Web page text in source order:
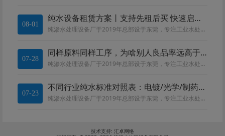
08-01
纯水设备租赁方案丨支持先租后买 快速启动生产
纯渗水处理设备厂于2019年总部设于东莞，专注工业水处理设备。深耕电镀、线路板、化工、食品、医药领域。团队精通 RO、EDI、MBR 等工艺，提供水质勘测、设备定制、运维一站式服务，全流程严控品质，依托莞惠中河四大基地就...
07-28
同样原料同样工序，为啥别人良品率远高于你?
纯渗水处理设备厂于2019年总部设于东莞，专注工业水处理设备。深耕电镀、线路板、化工、食品、医药领域。团队精通 RO、EDI、MBR 等工艺，提供水质勘测、设备定制、运维一站式服务，全流程严控品质，依托莞惠中河四大基地就...
07-23
不同行业纯水标准对照表：电镀/光学/制药/电子用水区别
纯渗水处理设备厂于2019年总部设于东莞，专注工业水处理设备。深耕电镀、线路板、化工、食品、医药领域。团队精通 RO、EDI、MBR 等工艺，提供水质勘测、设备定制、运维一站式服务，全流程严控品质，依托莞惠中河四大基地就...
技术支持: 汇卓网络